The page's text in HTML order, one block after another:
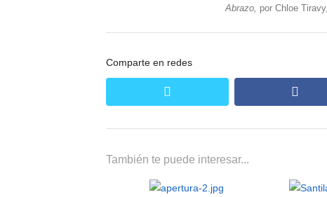
Abrazo, por Chloe
Comparte en redes
También te puede interesar...